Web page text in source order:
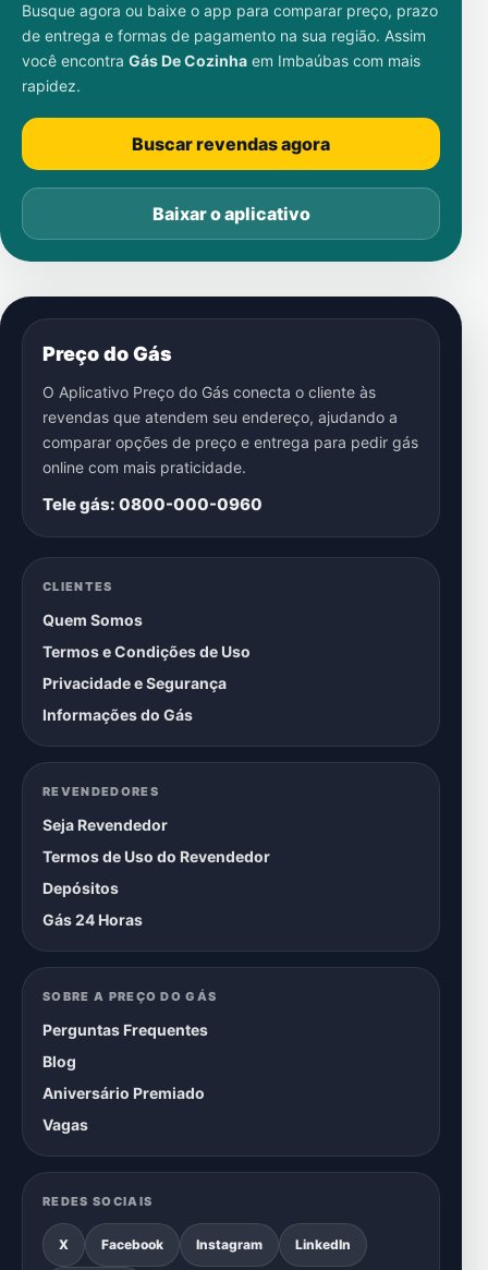
Busque agora ou baixe o app para comparar preço, prazo
de entrega e formas de pagamento na sua região. Assim
você encontra Gás De Cozinha em Imbaúbas com mais
rapidez.
Buscar revendas agora
Baixar o aplicativo
Preço do Gás
O Aplicativo Preço do Gás conecta o cliente às
revendas que atendem seu endereço, ajudando a
comparar opções de preço e entrega para pedir gás
online com mais praticidade.
Tele gás: 0800-000-0960
CLIENTES
Quem Somos
Termos e Condições de Uso
Privacidade e Segurança
Informações do Gás
REVENDEDORES
Seja Revendedor
Termos de Uso do Revendedor
Depósitos
Gás 24 Horas
SOBRE A PREÇO DO GÁS
Perguntas Frequentes
Blog
Aniversário Premiado
Vagas
REDES SOCIAIS
X Facebook Instagram LinkedIn